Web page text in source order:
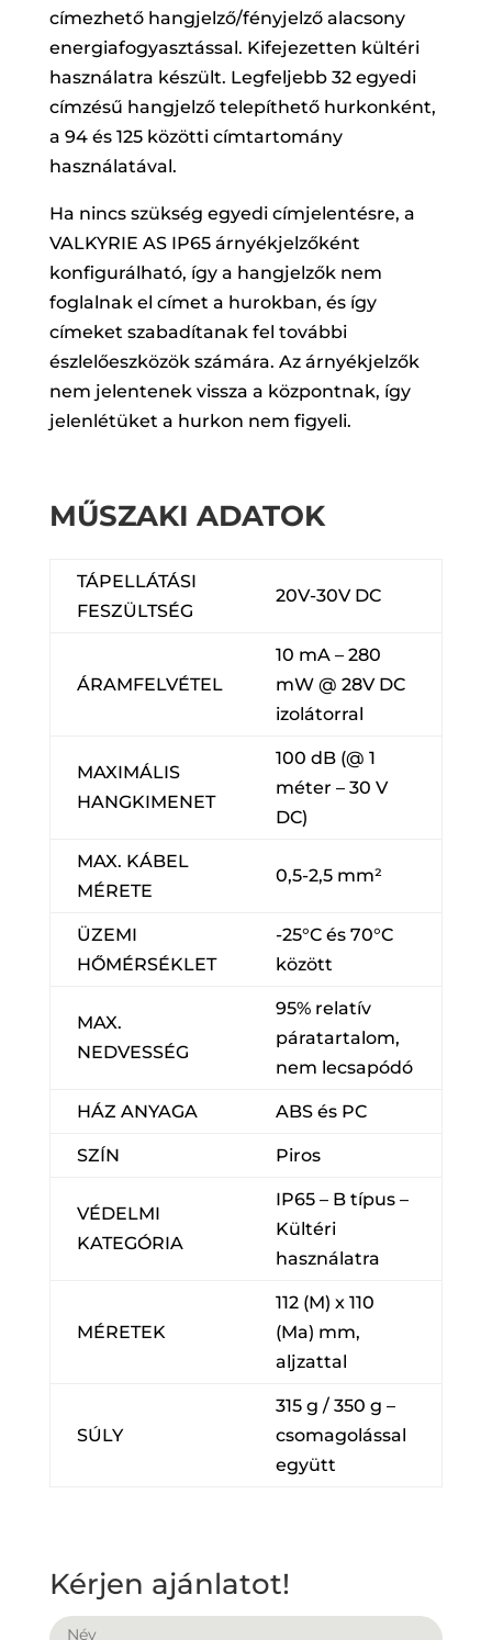
címezhető hangjelző/fényjelző alacsony
energiafogyasztással. Kifejezetten kültéri
használatra készült. Legfeljebb 32 egyedi
címzésű hangjelző telepíthető hurkonként,
a 94 és 125 közötti címtartomány
használatával.
Ha nincs szükség egyedi címjelentésre, a
VALKYRIE AS IP65 árnyékjelzőként
konfigurálható, így a hangjelzők nem
foglalnak el címet a hurokban, és így
címeket szabadítanak fel további
észlelőeszközök számára. Az árnyékjelzők
nem jelentenek vissza a központnak, így
jelenlétüket a hurkon nem figyeli.
MŰSZAKI ADATOK
TÁPELLÁTÁSI
FESZÜLTSÉG
20V-30V DC
ÁRAMFELVÉTEL
10 mA – 280
mW @ 28V DC
izolátorral
MAXIMÁLIS
HANGKIMENET
100 dB (@ 1
méter – 30 V
DC)
MAX. KÁBEL
MÉRETE
0,5-2,5 mm²
ÜZEMI
HŐMÉRSÉKLET
-25°C és 70°C
között
MAX.
NEDVESSÉG
95% relatív
páratartalom,
nem lecsapódó
HÁZ ANYAGA ABS és PC
SZÍN Piros
VÉDELMI
KATEGÓRIA
IP65 – B típus –
Kültéri
használatra
MÉRETEK
112 (M) x 110
(Ma) mm,
aljzattal
SÚLY
315 g / 350 g –
csomagolással
együtt
Kérjen ajánlatot!